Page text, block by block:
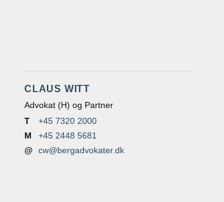
CLAUS WITT
Advokat (H) og Partner
T
+45 7320 2000
M
+45 2448 5681
@
cw@bergadvokater.dk